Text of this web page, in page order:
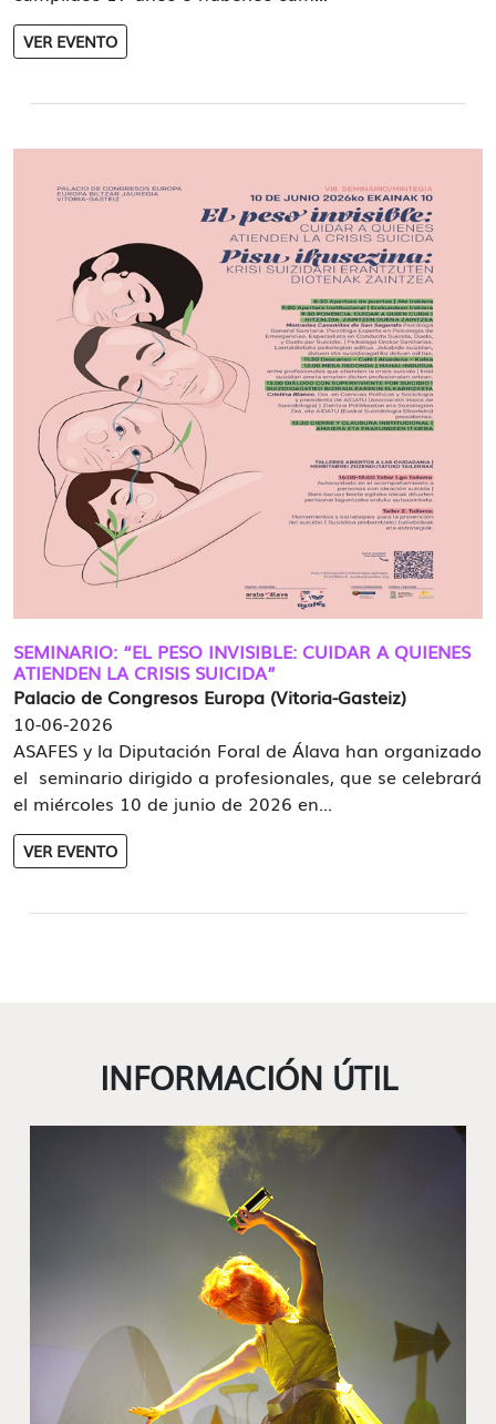
VER EVENTO
SEMINARIO: “EL PESO INVISIBLE: CUIDAR A QUIENES
ATIENDEN LA CRISIS SUICIDA”
Palacio de Congresos Europa (Vitoria-Gasteiz)
10-06-2026
ASAFES y la Diputación Foral de Álava han organizado
el seminario dirigido a profesionales, que se celebrará
el miércoles 10 de junio de 2026 en...
VER EVENTO
INFORMACIÓN ÚTIL